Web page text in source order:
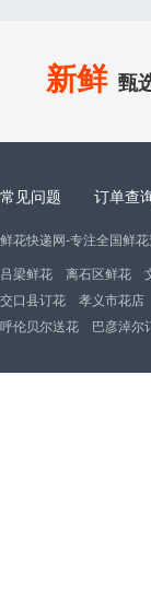
新鲜 甄
常见问题 订单查
鲜花快递网-专注全国鲜
吕梁鲜花 离石区鲜花
交口县订花
孝义市花店
呼伦贝尔送花
巴彦淖尔